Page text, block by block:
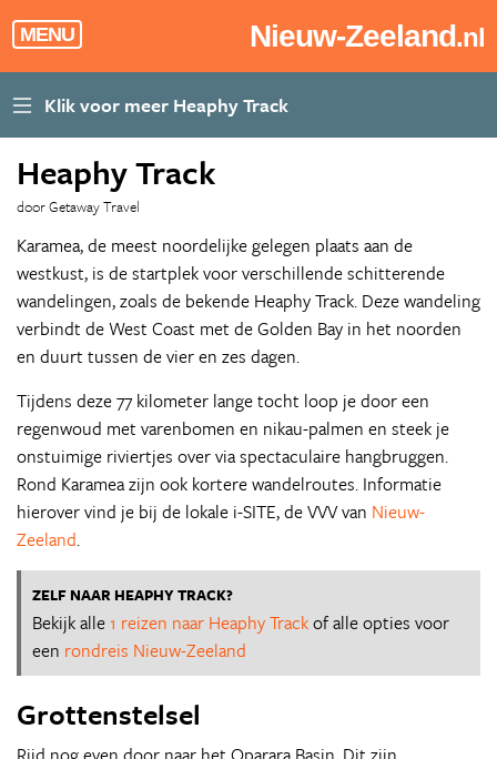
MENU Nieuw-Zeeland.nl
Heaphy Track
door Getaway Travel
Karamea, de meest noordelijke gelegen plaats aan de
westkust, is de startplek voor verschillende schitterende
wandelingen, zoals de bekende Heaphy Track. Deze wandeling
verbindt de West Coast met de Golden Bay in het noorden
en duurt tussen de vier en zes dagen.
Tijdens deze 77 kilometer lange tocht loop je door een
regenwoud met varenbomen en nikau-palmen en steek je
onstuimige riviertjes over via spectaculaire hangbruggen.
Rond Karamea zijn ook kortere wandelroutes. Informatie
hierover vind je bij de lokale i-SITE, de VVV van Nieuw-
Zeeland.
ZELF NAAR HEAPHY TRACK?
Bekijk alle1 reizen naar Heaphy Trackof alle opties voor
een rondreis Nieuw-Zeeland
Grottenstelsel